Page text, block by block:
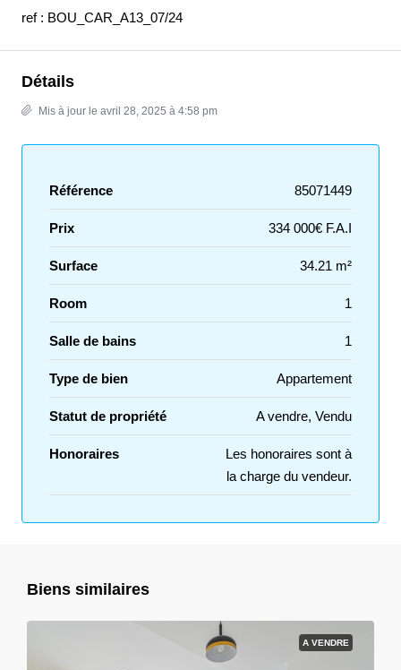
ref : BOU_CAR_A13_07/24
Détails
Mis à jour le avril 28, 2025 à 4:58 pm
Référence 85071449
Prix 334 000€ F.A.I
Surface 34.21 m²
Room 1
Salle de bains 1
Type de bien Appartement
Statut de propriété A vendre, Vendu
Honoraires
Les honoraires sont à
la charge du vendeur.
Biens similaires
A VENDRE